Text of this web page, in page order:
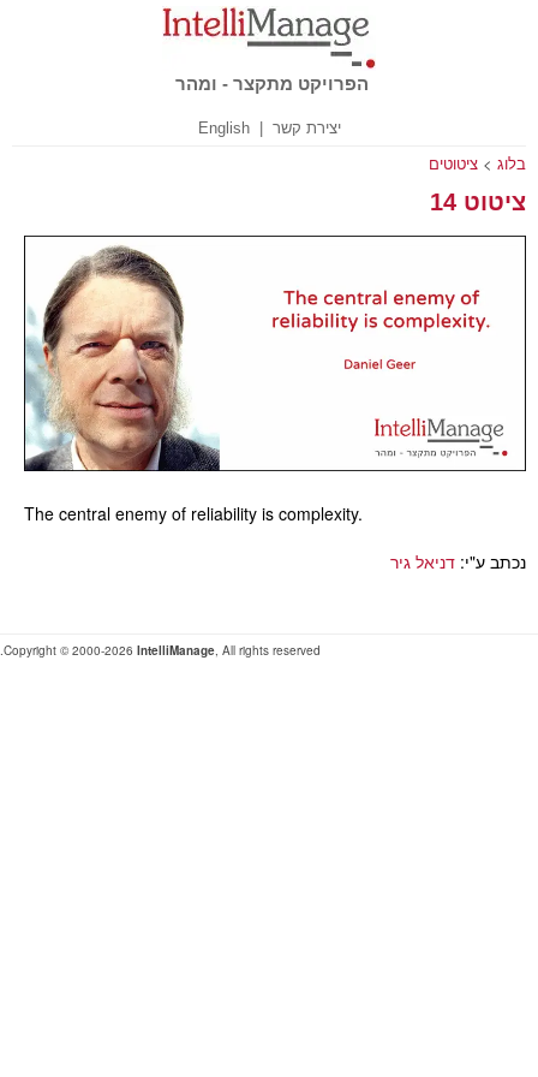
הפרויקט מתקצר - ומהר
יצירת קשר English
בלוג > ציטוטים
ציטוט 14
The central enemy of reliability is complexity.
נכתב ע"י: דניאל גיר
Copyright © 2000-2026 IntelliManage, All rights reserved.